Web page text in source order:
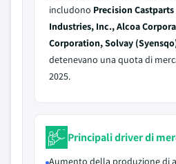
includono Precision
Industries, Inc., Alcoa
Corporation, Solvay
detenevano una quota di
2025.
Principali driver di
Aumento della produzione di